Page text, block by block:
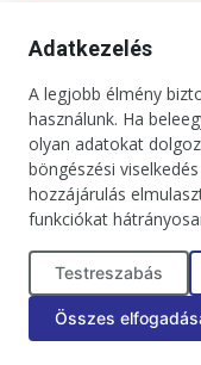
arról, hogyha az
döntünk és eldöntjük,
szűrésekre, ez is
hogy tíz évvel tovább
A tartalom, a vízió,
keresni, ez egy
most már
irigyeltelek is érte, a
elképesztően
Adatkezelés
A legjobb élmény
használunk. Ha
olyan adatokat
böngészési
hozzájárulás
funkciókat
Testreszabás
Összes